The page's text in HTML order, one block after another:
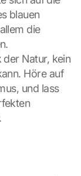
blauen
die
der Natur, kein
Höre auf
und lass